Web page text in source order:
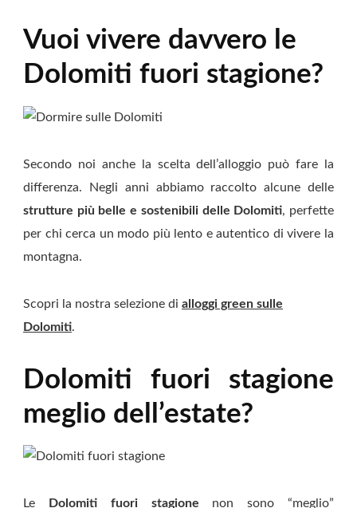
Vuoi vivere davvero le
Dolomiti fuori stagione?
Secondo noi anche la scelta dell’alloggio può fare la
differenza. Negli anni abbiamo raccolto alcune delle
strutture più belle e sostenibili delle Dolomiti, perfette
per chi cerca un modo più lento e autentico di vivere la
montagna.
Scopri la nostra selezione di alloggi green sulle
Dolomiti.
Dolomiti fuori stagione
meglio dell’estate?
Le Dolomiti fuori stagione non sono “meglio”